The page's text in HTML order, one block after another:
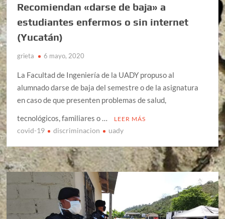
Recomiendan «darse de baja» a
estudiantes enfermos o sin internet
(Yucatán)
grieta 6 mayo, 2020
La Facultad de Ingeniería de la UADY propuso al
alumnado darse de baja del semestre o de la asignatura
en caso de que presenten problemas de salud,
tecnológicos, familiares o …
LEER MÁS
covid-19 discriminacion uady